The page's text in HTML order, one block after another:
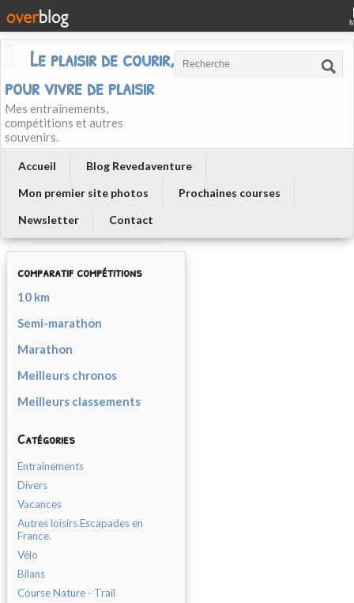
Le plaisir de courir, courir
pour vivre de plaisir
Mes entraînements,
compétitions et autres
souvenirs.
Accueil
Blog Revedaventure
Mon premier site photos
Prochaines courses
Newsletter
Contact
comparatif compétitions
10 km
Semi-marathon
Marathon
Meilleurs chronos
Meilleurs classements
Catégories
Entrainements
Divers
Vacances
Autres loisirs.Escapades en
France.
Vélo
Bilans
Course Nature - Trail